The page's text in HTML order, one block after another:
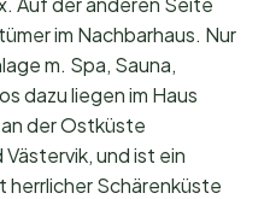
im Nachbarhaus. Nur
m. Spa, Sauna,
dazu liegen im Haus
der Ostküste
und ist ein
herrlicher Schärenküste